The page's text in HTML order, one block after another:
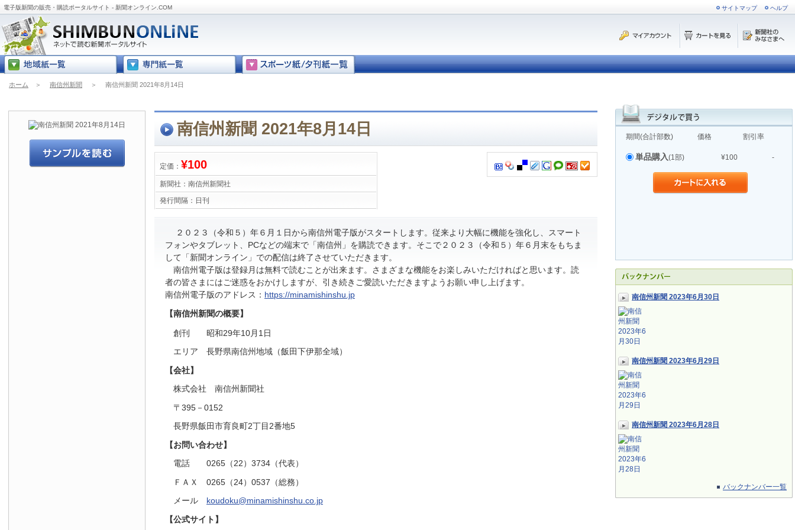
電子版新聞の販売・購読ポータルサイト - 新聞オンライン.COM サイトマップ ヘルプ
ホーム ＞ 南信州新聞 ＞ 南信州新聞 2021年8月14日
期間(合計部数) 価格 割引率
単品購入(1部) ¥100 -
南信州新聞 2023年6月30日
南信州新聞 2023年6月29日
南信州新聞 2023年6月28日
バックナンバー一覧
南信州新聞 2021年8月14日
定価： ¥100
新聞社： 南信州新聞社
発行間隔： 日刊
２０２３（令和５）年６月１日から南信州電子版がスタートします。従来より大幅に機能を強化し、スマート
フォンやタブレット、PCなどの端末で「南信州」を購読できます。そこで２０２３（令和５）年６月末をもちま
して「新聞オンライン」での配信は終了させていただきます。
南信州電子版は登録月は無料で読むことが出来ます。さまざまな機能をお楽しみいただければと思います。読
者の皆さまにはご迷惑をおかけしますが、引き続きご愛読いただきますようお願い申し上げます。
南信州電子版のアドレス： https://minamishinshu.jp
【南信州新聞の概要】
創刊 昭和29年10月1日
エリア 長野県南信州地域（飯田下伊那全域）
【会社】
株式会社 南信州新聞社
〒395－0152
長野県飯田市育良町2丁目2番地5
【お問い合わせ】
電話 0265（22）3734（代表）
ＦＡＸ 0265（24）0537（総務）
メール koudoku@minamishinshu.co.jp
【公式サイト】